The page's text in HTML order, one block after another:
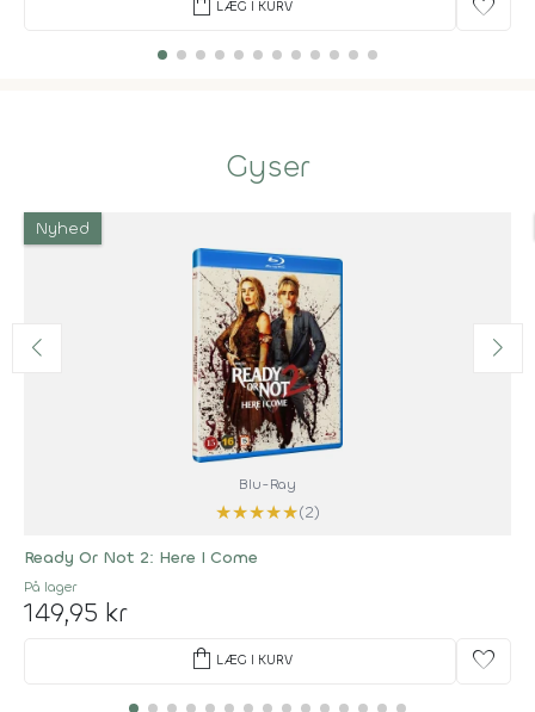
LÆG I KURV favorite
Gyser
Nyhed
Blu-Ray
★★★★★(2)
Ready Or Not 2: Here I Come
På lager
149,95 kr
shopping_bag LÆG I KURV favorite